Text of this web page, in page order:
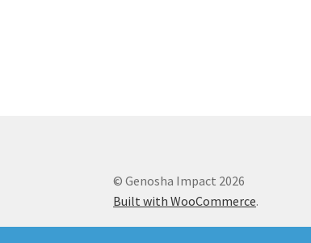
© Genosha Impact 2026
Built with WooCommerce.